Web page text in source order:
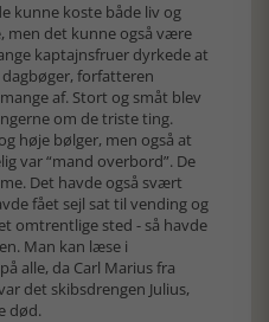
kunne koste både liv og
men det kunne også være
kaptajnsfruer dyrkede at
forfatteren
af. Stort og småt blev
om de triste ting.
høje bølger, men også at
var “mand overbord”. De
Det havde også svært
fået sejl sat til vending og
omtrentlige sted - så havde
Man kan læse i
alle, da Carl Marius fra
det skibsdrengen Julius,
død.